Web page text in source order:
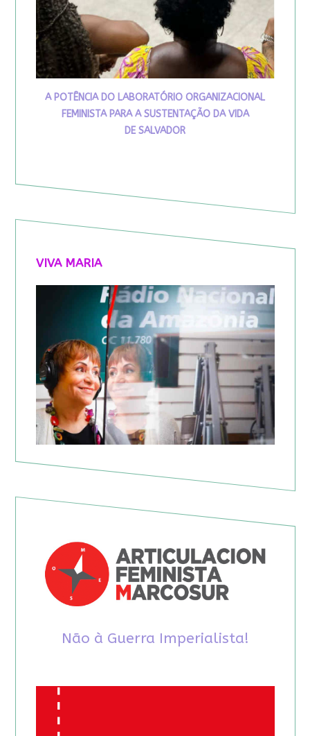
A POTÊNCIA DO LABORATÓRIO ORGANIZACIONAL
FEMINISTA PARA A SUSTENTAÇÃO DA VIDA
DE SALVADOR
VIVA MARIA
Não à Guerra Imperialista!